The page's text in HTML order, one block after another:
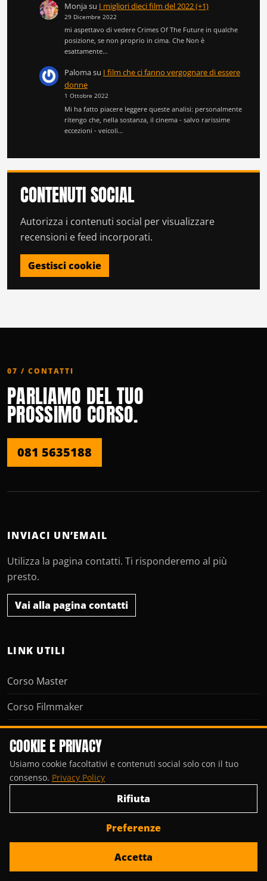
Monjasu I migliori dieci film del 2022 (+1)
29 Dicembre 2022
mi aspettavo di vedere Crimes Of The Future in qualche
posizione, se non proprio in cima. Che Non è
esattamente…
Palomasu I film che ci fanno vergognare di essere
donne
1 Ottobre 2022
Mi ha fatto piacere leggere queste analisi: personalmente
ritengo che, nella sostanza, il cinema - salvo rarissime
eccezioni - veicoli…
CONTENUTI SOCIAL
Autorizza i contenuti social per visualizzare
recensioni e feed incorporati.
Gestisci cookie
07 / CONTATTI
PARLIAMO DEL TUO
PROSSIMO CORSO.
081 5635188
INVIACI UN’EMAIL
Utilizza la pagina contatti. Ti risponderemo al più
presto.
Vai alla pagina contatti
LINK UTILI
Corso Master
Corso Filmmaker
Tutti i corsi di cinema
Corso di recitazione
Corso di fotografia
Docenti
COOKIE E PRIVACY
Usiamo cookie facoltativi e contenuti social solo con il tuo
consenso. Privacy Policy
Rifiuta
Preferenze
Accetta